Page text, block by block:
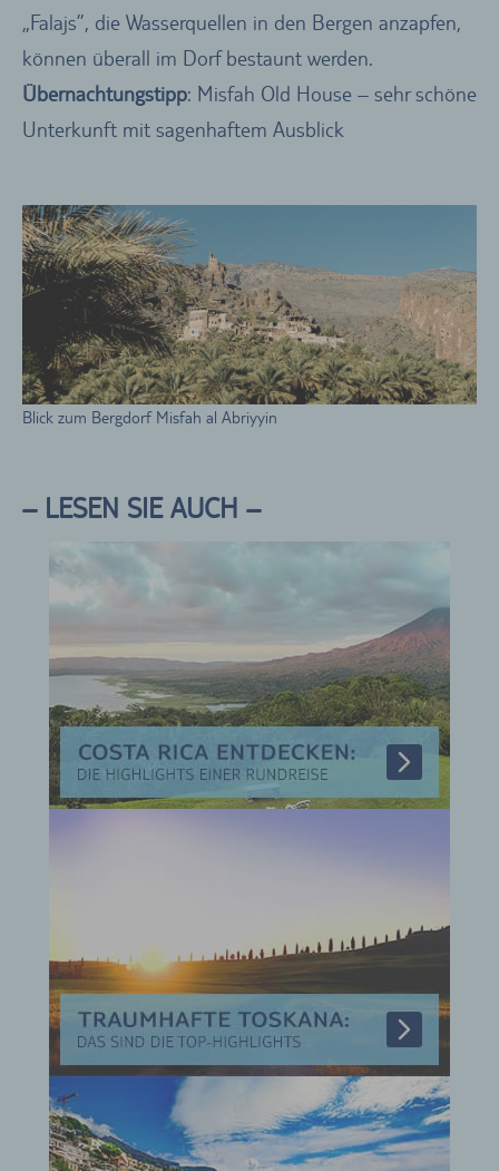
„Falajs”, die Wasserquellen in den Bergen anzapfen,
können überall im Dorf bestaunt werden.
Übernachtungstipp: Misfah Old House – sehr schöne
Unterkunft mit sagenhaftem Ausblick
Blick zum Bergdorf Misfah al Abriyyin
– LESEN SIE AUCH –